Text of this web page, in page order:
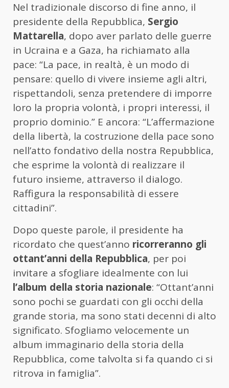
Nel tradizionale discorso di fine anno, il
presidente della Repubblica, Sergio
Mattarella, dopo aver parlato delle guerre
in Ucraina e a Gaza, ha richiamato alla
pace: “La pace, in realtà, è un modo di
pensare: quello di vivere insieme agli altri,
rispettandoli, senza pretendere di imporre
loro la propria volontà, i propri interessi, il
proprio dominio.” E ancora: “L’affermazione
della libertà, la costruzione della pace sono
nell’atto fondativo della nostra Repubblica,
che esprime la volontà di realizzare il
futuro insieme, attraverso il dialogo.
Raffigura la responsabilità di essere
cittadini”.
Dopo queste parole, il presidente ha
ricordato che quest’anno ricorreranno gli
ottant’anni della Repubblica, per poi
invitare a sfogliare idealmente con lui
l’album della storia nazionale: “Ottant’anni
sono pochi se guardati con gli occhi della
grande storia, ma sono stati decenni di alto
significato. Sfogliamo velocemente un
album immaginario della storia della
Repubblica, come talvolta si fa quando ci si
ritrova in famiglia”.